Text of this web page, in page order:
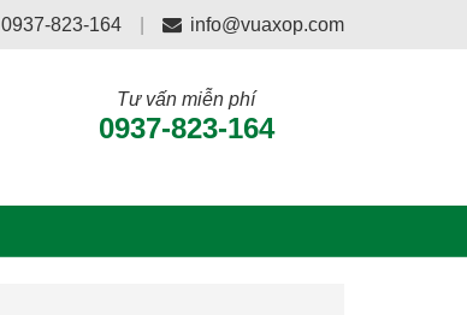
0937-823-164 info@vuaxop.com
Tư vấn miễn phí
0937-823-164